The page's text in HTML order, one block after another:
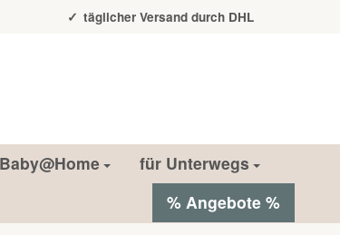
täglicher Versand durch DHL
Baby@Home
für Unterwegs
% Angebote %